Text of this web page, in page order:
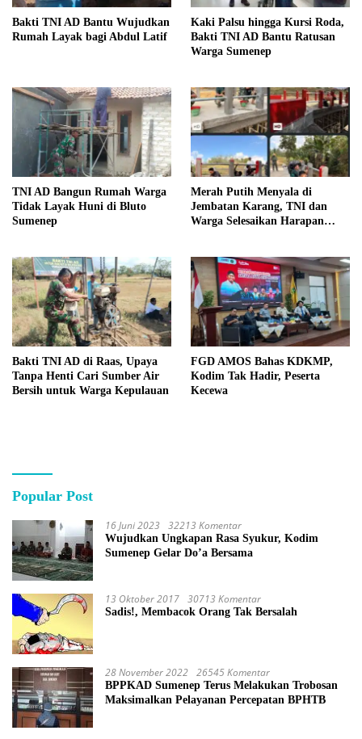
Bakti TNI AD Bantu Wujudkan
Rumah Layak bagi Abdul Latif
Kaki Palsu hingga Kursi Roda,
Bakti TNI AD Bantu Ratusan
Warga Sumenep
TNI AD Bangun Rumah Warga
Tidak Layak Huni di Bluto
Sumenep
Merah Putih Menyala di
Jembatan Karang, TNI dan
Warga Selesaikan Harapan
Bakti TNI AD di Raas, Upaya
Tanpa Henti Cari Sumber Air
Bersih untuk Warga Kepulauan
FGD AMOS Bahas KDKMP,
Kodim Tak Hadir, Peserta
Kecewa
Popular Post
16 Juni 2023 32213 Komentar
Wujudkan Ungkapan Rasa Syukur, Kodim
Sumenep Gelar Do’a Bersama
13 Oktober 2017 30713 Komentar
Sadis!, Membacok Orang Tak Bersalah
28 November 2022 26545 Komentar
BPPKAD Sumenep Terus Melakukan Trobosan
Maksimalkan Pelayanan Percepatan BPHTB